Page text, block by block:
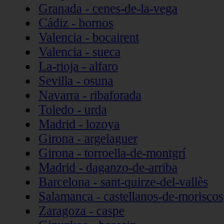
Granada - cenes-de-la-vega
Cádiz - bornos
Valencia - bocairent
Valencia - sueca
La-rioja - alfaro
Sevilla - osuna
Navarra - ribaforada
Toledo - urda
Madrid - lozoya
Girona - argelaguer
Girona - torroella-de-montgrí
Madrid - daganzo-de-arriba
Barcelona - sant-quirze-del-vallès
Salamanca - castellanos-de-moriscos
Zaragoza - caspe